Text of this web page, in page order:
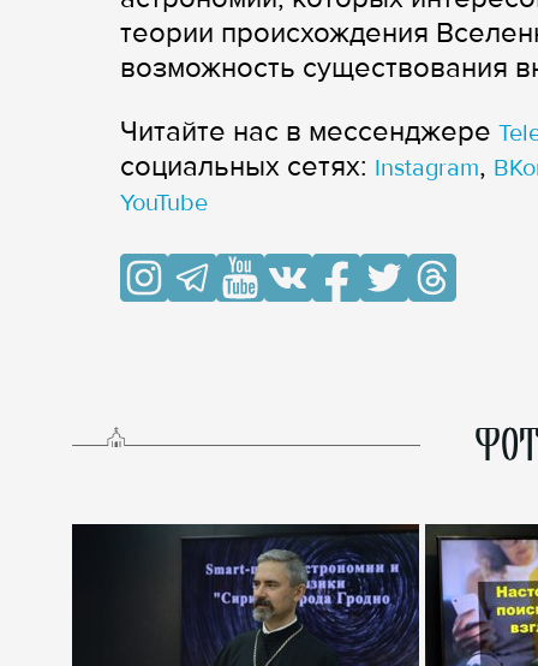
теории происхождения
возможность существования
Читайте нас в мессенджере
cоциальных сетях: Instagram,
YouTube